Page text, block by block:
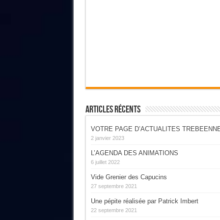
Articles Récents
VOTRE PAGE D’ACTUALITES
2 janvier 2023
L’AGENDA DES ANIMATIONS
6 juillet 2022
Vide Grenier des Capucins
27 septembre 2021
Une pépite réalisée par Patrick Imbert
22 septembre 2021